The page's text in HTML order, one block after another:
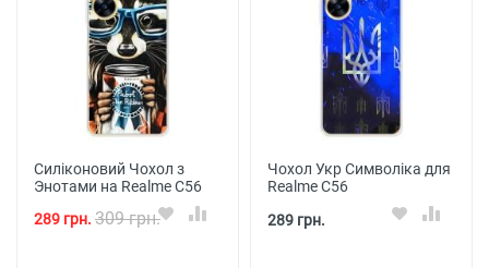
Силіконовий Чохол з
Энотами на Realme C56
289 грн. 309 грн.
Чохол Укр Символіка для
Realme C56
289 грн.